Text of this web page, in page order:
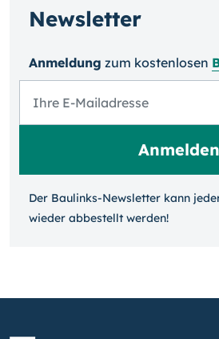
Newsletter
Anmeldung zum kosten­losen
Der Baulinks-Newsletter kann
wieder ab­bestellt werden!